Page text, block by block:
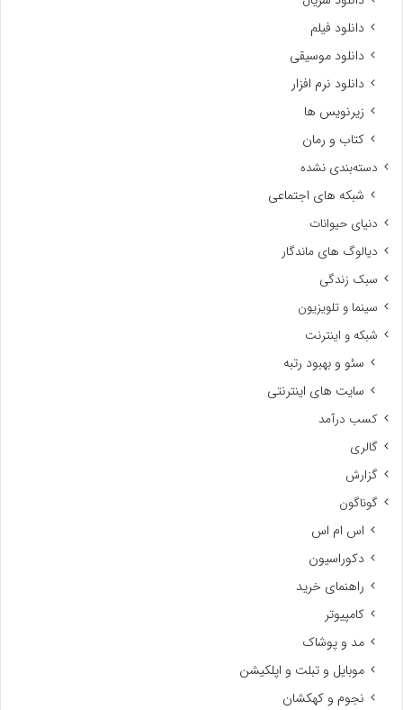
دانلود فیلم
دانلود موسیقی
دانلود نرم افزار
زیرنویس ها
کتاب و رمان
دسته‌بندی نشده
شبکه های اجتماعی
دنیای حیوانات
دیالوگ های ماندگار
سبک زندگی
سینما و تلویزیون
شبکه و اینترنت
سئو و بهبود رتبه
سایت های اینترنتی
کسب درآمد
گالری
گزارش
گوناگون
اس ام اس
دکوراسیون
راهنمای خرید
کامپیوتر
مد و پوشاک
موبایل و تبلت و اپلکیشن
نجوم و کهکشان